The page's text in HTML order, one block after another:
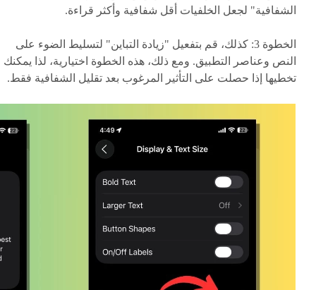
الشفافية" لجعل الخلفيات أقل شفافية وأكثر قراءة.
الخطوة 3: كذلك، قم بتفعيل "زيادة التباين" لتسليط الضوء على
النص وعناصر التطبيق. ومع ذلك، هذه الخطوة اختيارية، لذا يمكنك
تخطيها إذا حصلت على التأثير المرغوب بعد تقليل الشفافية فقط.